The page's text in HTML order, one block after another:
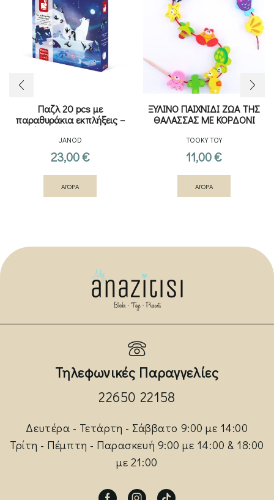
Παζλ 20 pcs με
παραθυράκια εκπλήξεις –
Νύχτα κάτω από τα
αστέρια
JANOD
23,00€
ΑΓΟΡΑ
ΞΥΛΙΝΟ ΠΑΙΧΝΙΔΙ ΖΩΑ ΤΗΣ
ΘΑΛΑΣΣΑΣ ΜΕ ΚΟΡΔΟΝΙ
TOOKY TOY
11,00€
ΑΓΟΡΑ
Τηλεφωνικές Παραγγελίες
22650 22158
Δευτέρα - Τετάρτη - Σάββατο 9:00 με 14:00
Τρίτη - Πέμπτη - Παρασκευή 9:00 με 14:00 & 18:00
με 21:00